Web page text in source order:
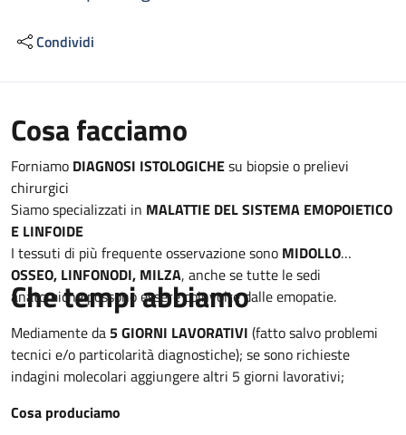
Condividi
Descrizione
Cosa facciamo
Forniamo DIAGNOSI ISTOLOGICHEsu biopsie o prelievi
chirurgici
Siamo specializzati in MALATTIE DEL SISTEMA EMOPOIETICO
E LINFOIDE
I tessuti di più frequente osservazione sono MIDOLLO
OSSEO, LINFONODI, MILZA, anche se tutte le sedi
anatomiche possono essere coinvolte dalle emopatie.
Che tempi abbiamo
Mediamente da 5 GIORNI LAVORATIVI (fatto salvo problemi
tecnici e/o particolarità diagnostiche); se sono richieste
indagini molecolari aggiungere altri 5 giorni lavorativi;
Cosa produciamo